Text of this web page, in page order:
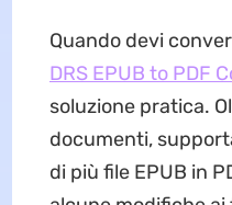
Quando devi
DRS EPUB to PDF
soluzione pratica.
documenti,
di più file EPUB in